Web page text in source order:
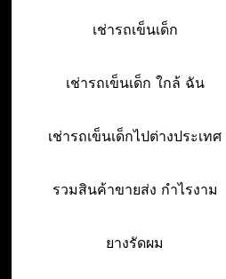
เช่ารถเข็นเด็ก
เช่ารถเข็นเด็ก ใกล้ ฉัน
เช่ารถเข็นเด็กไปต่างประเทศ
รวมสินค้าขายส่ง กำไรงาม
ยางรัดผม